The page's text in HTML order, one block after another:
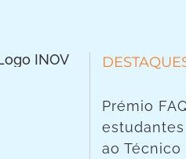
Prémio
ao Técnico